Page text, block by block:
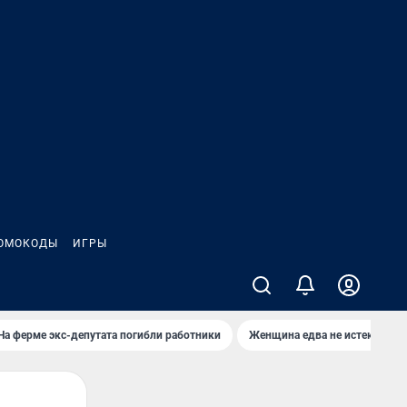
ИГРЫ
ферме экс-депутата погибли работники Женщина едва не истекла